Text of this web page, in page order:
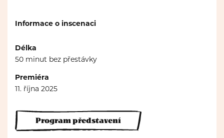
Informace o inscenaci
Délka
50 minut bez přestávky
Premiéra
11. října 2025
Program představení